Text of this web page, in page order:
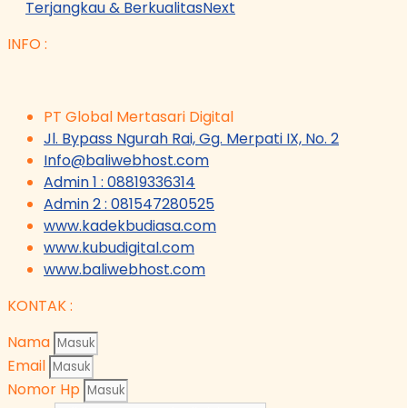
Terjangkau & BerkualitasNext
INFO :
PT Global Mertasari Digital
Jl. Bypass Ngurah Rai, Gg. Merpati IX, No. 2
Info@baliwebhost.com
Admin 1 : 08819336314
Admin 2 : 081547280525
www.kadekbudiasa.com
www.kubudigital.com
www.baliwebhost.com
KONTAK :
Nama
Email
Nomor Hp